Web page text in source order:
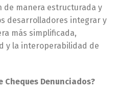
manera estructurada y
desarrolladores integrar y
más simplificada,
y la interoperabilidad de
Cheques Denunciados?